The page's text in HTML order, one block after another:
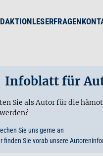
LESERFRAGEN
Infoblatt für
Sie als Autor für die
Sie uns gerne an
finden Sie vorab unsere